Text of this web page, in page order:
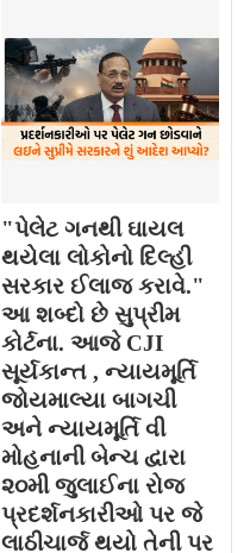
"પેલેટ ગનથી ઘાયલ
થયેલા લોકોનો દિલ્હી
સરકાર ઈલાજ કરાવે."
આ શબ્દો છે સુપ્રીમ
કોર્ટના. આજે CJI
સૂર્યકાન્ત , ન્યાયમૂર્તિ
જોયમાલ્યા બાગચી
અને ન્યાયમૂર્તિ વી
મોહનાની બેન્ચ દ્વારા
૨૦મી જુલાઈના રોજ
પ્રદર્શનકારીઓ પર જે
લાઠીચાર્જ થયો તેની પર